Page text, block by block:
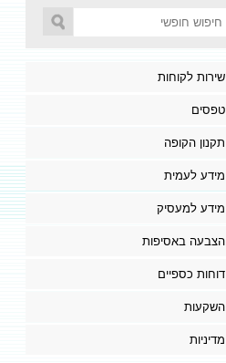
שירות לקוחות
טפסים
תקנון הקופה
מידע לעמית
מידע למעסיק
הצבעה באסיפות
דוחות כספיים
השקעות
מדיניות